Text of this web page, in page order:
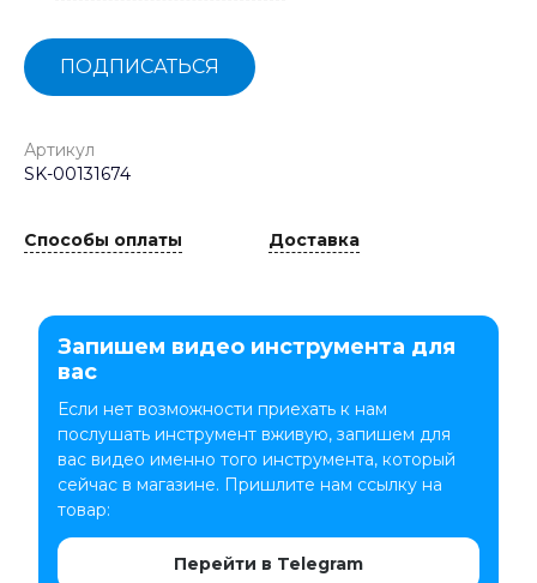
ПОДПИСАТЬСЯ
Артикул
SK-00131674
Способы оплаты Доставка
Запишем видео инструмента для
вас
Если нет возможности приехать к нам
послушать инструмент вживую, запишем для
вас видео именно того инструмента, который
сейчас в магазине. Пришлите нам ссылку на
товар:
Перейти в Telegram